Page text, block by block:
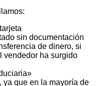
sin documentación
de dinero, si
vendedor ha surgido
ya que en la mayoría de